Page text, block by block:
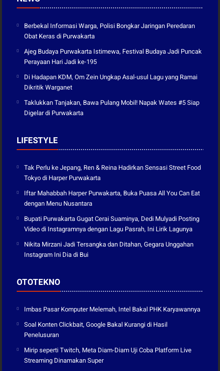
Berbekal Informasi Warga, Polisi Bongkar Jaringan Peredaran
Obat Keras di Purwakarta
Ajeg Budaya Purwakarta Istimewa, Festival Budaya Jadi Puncak
Perayaan Hari Jadi ke-195
Di Hadapan KDM, Om Zein Ungkap Asal-usul Lagu yang Ramai
Dikritik Warganet
Taklukkan Tanjakan, Bawa Pulang Mobil! Napak Wates #5 Siap
Digelar di Purwakarta
LIFESTYLE
Tak Perlu ke Jepang, Ren & Reina Hadirkan Sensasi Street Food
Tokyo di Harper Purwakarta
Iftar Mahabbah Harper Purwakarta, Buka Puasa All You Can Eat
dengan Menu Nusantara
Bupati Purwakarta Gugat Cerai Suaminya, Dedi Mulyadi Posting
Video di Instagramnya dengan Lagu Pasrah, Ini Lirik Lagunya
Nikita Mirzani Jadi Tersangka dan Ditahan, Gegara Unggahan
Instagram Ini Dia di Bui
OTOTEKNO
Imbas Pasar Komputer Melemah, Intel Bakal PHK Karyawannya
Soal Konten Clickbait, Google Bakal Kurangi di Hasil
Penelusuran
Mirip seperti Twitch, Meta Diam-Diam Uji Coba Platform Live
Streaming Dinamakan Super